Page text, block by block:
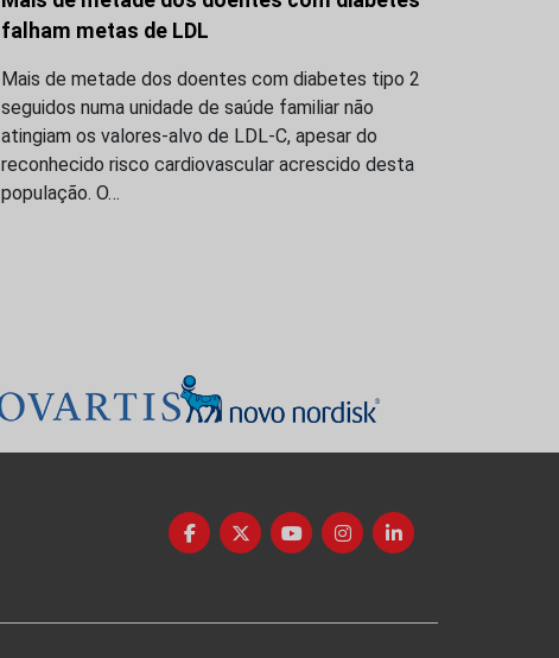
falham metas de LDL
Mais de metade dos doentes com diabetes tipo 2
seguidos numa unidade de saúde familiar não
atingiam os valores-alvo de LDL-C, apesar do
reconhecido risco cardiovascular acrescido desta
população. O…